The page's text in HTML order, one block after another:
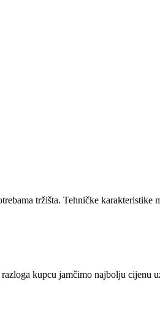
tržišta. Tehničke karakteristike
kupcu jamčimo najbolju cijenu